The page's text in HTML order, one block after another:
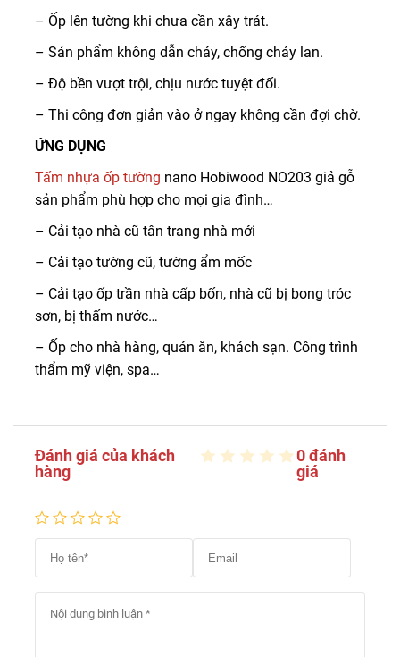
– Ốp lên tường khi chưa cần xây trát.
– Sản phẩm không dẫn cháy, chống cháy lan.
– Độ bền vượt trội, chịu nước tuyệt đối.
– Thi công đơn giản vào ở ngay không cần đợi chờ.
ỨNG DỤNG
Tấm nhựa ốp tường nano Hobiwood NO203 giả gỗ
sản phẩm phù hợp cho mọi gia đình…
– Cải tạo nhà cũ tân trang nhà mới
– Cải tạo tường cũ, tường ẩm mốc
– Cải tạo ốp trần nhà cấp bốn, nhà cũ bị bong tróc
sơn, bị thấm nước…
– Ốp cho nhà hàng, quán ăn, khách sạn. Công trình
thẩm mỹ viện, spa…
Đánh giá của khách
hàng
0 đánh
giá